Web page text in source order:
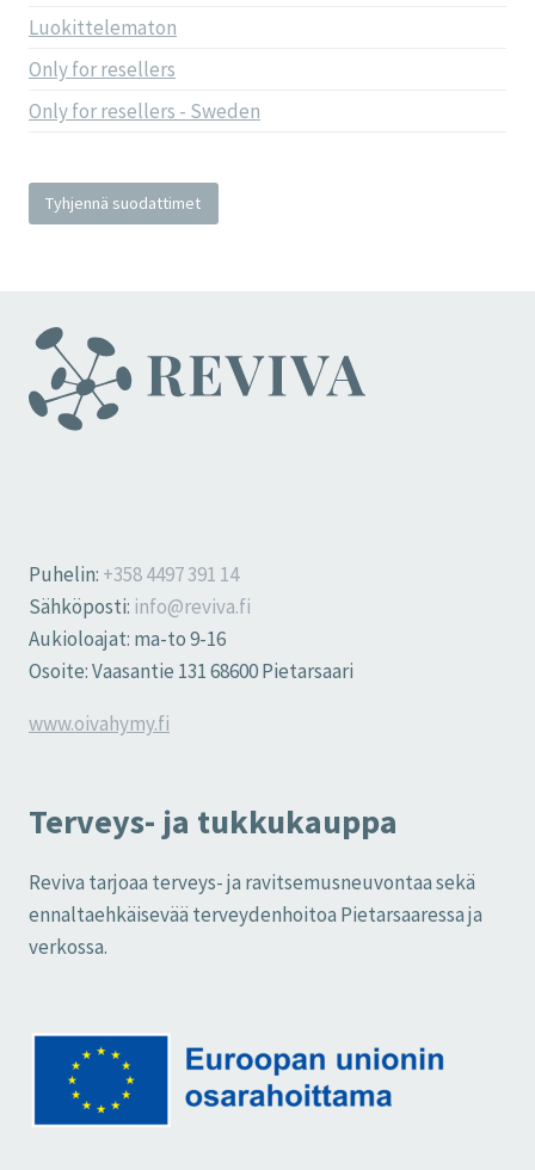
Luokittelematon
Only for resellers
Only for resellers - Sweden
Tyhjennä suodattimet
Puhelin: +358 4497 391 14
Sähköposti: info@reviva.fi
Aukioloajat: ma-to 9-16
Osoite: Vaasantie 131 68600 Pietarsaari
www.oivahymy.fi
Terveys- ja tukkukauppa
Reviva tarjoaa terveys- ja ravitsemusneuvontaa sekä
ennaltaehkäisevää terveydenhoitoa Pietarsaaressa ja
verkossa.